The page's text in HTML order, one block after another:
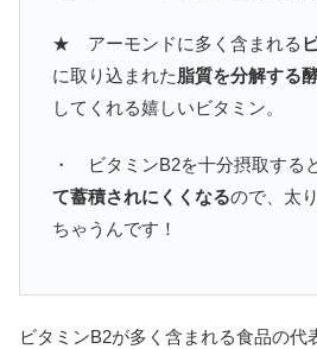
★ アーモンドに多く含まれる
に取り込まれた脂質を分解する
してくれる嬉しいビタミン。
・ ビタミンB2を十分摂取する
て蓄積されにくくなるので、太
ちゃうんです！
ビタミンB2が多く含まれる食品の代